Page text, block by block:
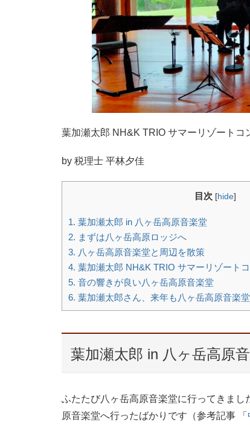
葉加瀬太郎 NH&K TRIO サマーリゾートコ
by 税理士 平林夕佳
目次 [hide]
1. 葉加瀬太郎 in 八ヶ岳高原音楽堂
2. まずは八ヶ岳高原ロッジへ
3. 八ヶ岳高原音楽堂と周辺を散策
4. 葉加瀬太郎 NH&K TRIO サマーリゾート
5. 音の響きが良い八ヶ岳高原音楽堂
6. 葉加瀬太郎さん、来年も八ヶ岳高原音楽
葉加瀬太郎 in 八ヶ岳高原
ふたたび八ヶ岳高原音楽堂に行ってきま
原音楽堂へ行ったばかりです（参考記事 「